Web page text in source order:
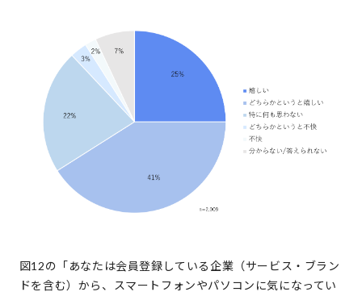
図12の「あなたは会員登録している企業（サービス・ブラン
ドを含む）から、スマートフォンやパソコンに気になってい